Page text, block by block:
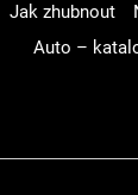
Jak zhubnout
Auto –